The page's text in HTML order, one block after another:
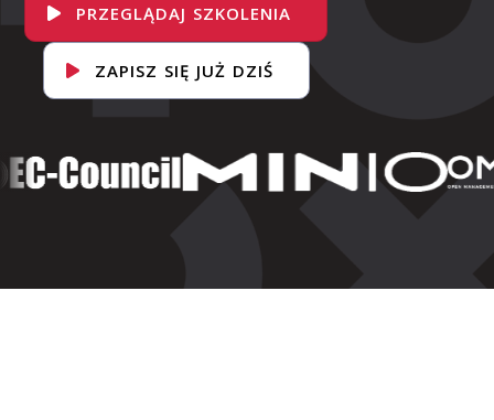
PRZEGLĄDAJ SZKOLENIA
ZAPISZ SIĘ JUŻ DZIŚ